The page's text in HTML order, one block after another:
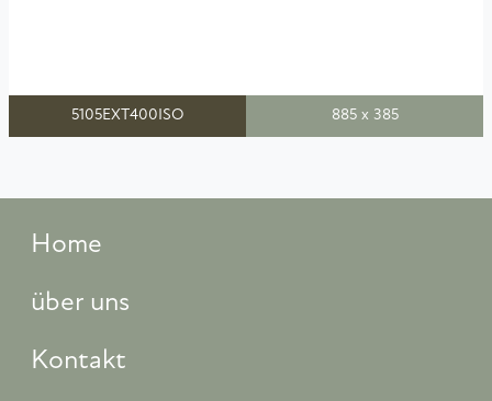
5105EXT400ISO 885 x 385
Home
über uns
Kontakt